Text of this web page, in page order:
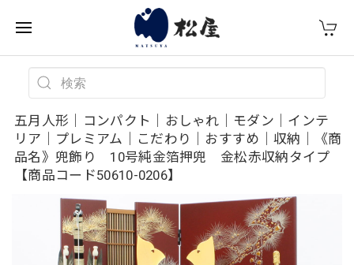
五月人形｜コンパクト｜おしゃれ｜モダン｜インテ
リア｜プレミアム｜こだわり｜おすすめ｜収納｜《商
品名》兜飾り 10号純金箔押兜 金松赤収納タイプ
【商品コード50610-0206】